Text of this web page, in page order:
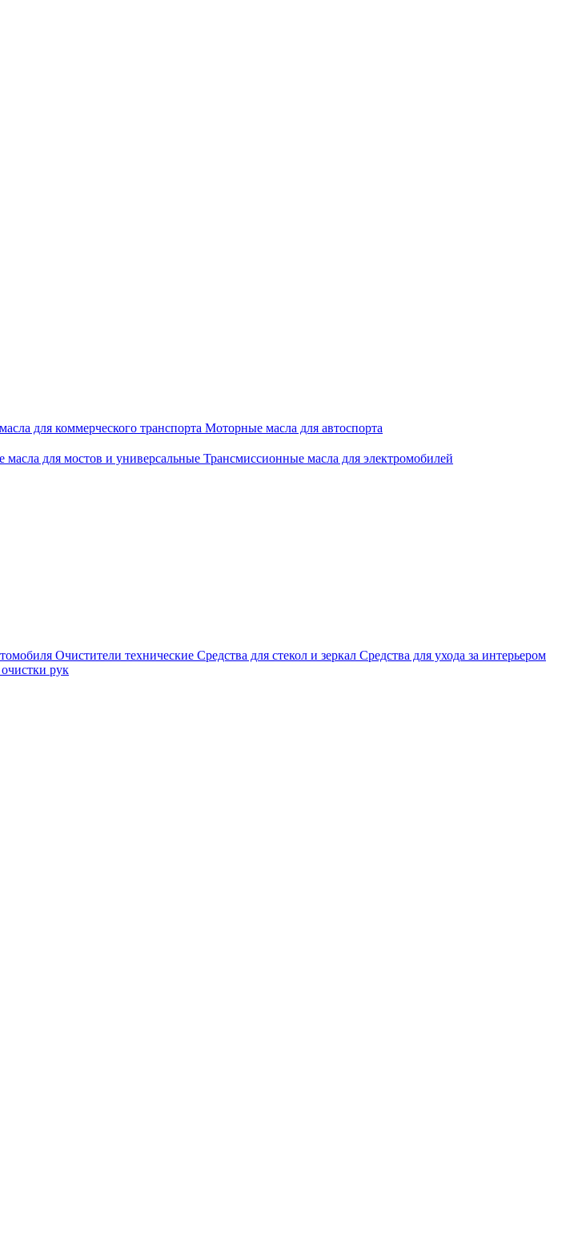
для коммерческого транспорта Моторные масла для автоспорта
масла для мостов и универсальные Трансмиссионные масла для электромобилей
Очистители технические Средства для стекол и зеркал Средства для ухода за интерьером
рук